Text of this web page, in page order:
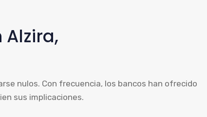
nulos. Con frecuencia, los bancos han ofrecido
sus implicaciones.